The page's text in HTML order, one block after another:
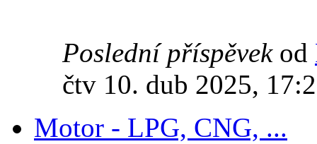
Poslední příspěvekod
čtv 10. dub 2025,
Motor - LPG, CNG, ...